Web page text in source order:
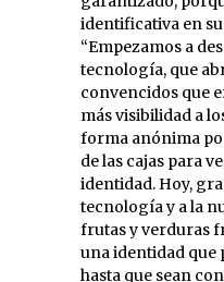
identificativa en
“Empezamos a
tecnología, que
convencidos que
más visibilidad a
forma anónima
de las cajas para
identidad. Hoy,
tecnología y a la
frutas y verduras
una identidad que
hasta que sean